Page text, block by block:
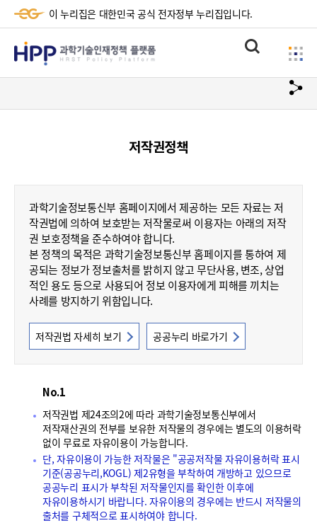
이 누리집은 대한민국 공식 전자정부 누리집입니다.
HPP
과
재
정
플
랫
폼
HRST
Policy
Platform
통
합
색
사
이
메
url
복
저작권정책
과학기술정보통신부 홈페이지에서 제공하는 모든 자료는 저
작권법에 의하여 보호받는 저작물로써 이용자는 아래의 저작
권 보호정책을 준수하여야 합니다.
본 정책의 목적은 과학기술정보통신부 홈페이지를 통하여 제
공되는 정보가 정보출처를 밝히지 않고 무단사용, 변조, 상업
적인 용도 등으로 사용되어 정보 이용자에게 피해를 끼치는
사례를 방지하기 위함입니다.
저작권법 자세히 보기 공공누리 바로가기
No.1
저작권법 제24조의2에 따라 과학기술정보통신부에서
저작재산권의 전부를 보유한 저작물의 경우에는 별도의 이용허락
없이 무료로 자유이용이 가능합니다.
단, 자유이용이 가능한 저작물은 "공공저작물 자유이용허락 표시
기준(공공누리,KOGL) 제2유형을 부착하여 개방하고 있으므로
공공누리 표시가 부착된 저작물인지를 확인한 이후에
자유이용하시기 바랍니다. 자유이용의 경우에는 반드시 저작물의
출처를 구체적으로 표시하여야 합니다.